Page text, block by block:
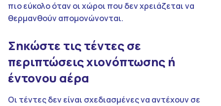
πιο εύκολο όταν οι χώροι που δεν χρειάζεται να
θερμανθούν απομονώνονται.
Σηκώστε τις τέντες σε
περιπτώσεις χιονόπτωσης ή
έντονου αέρα
Οι τέντες δεν είναι σχεδιασμένες να αντέχουν σε